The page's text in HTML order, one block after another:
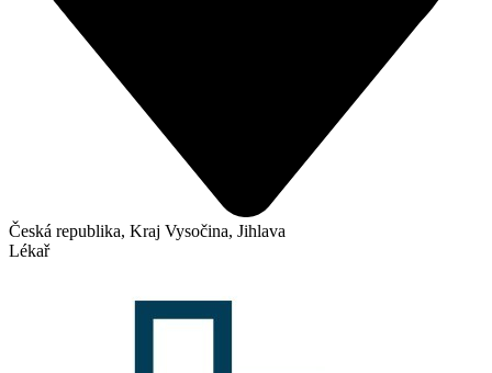
Česká republika, Kraj Vysočina, Jihlava
Lékař